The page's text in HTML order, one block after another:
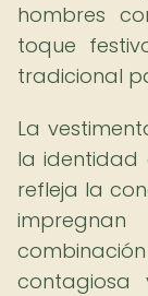
hombres
toque
tradicional
La
la identidad
refleja la
contagiosa